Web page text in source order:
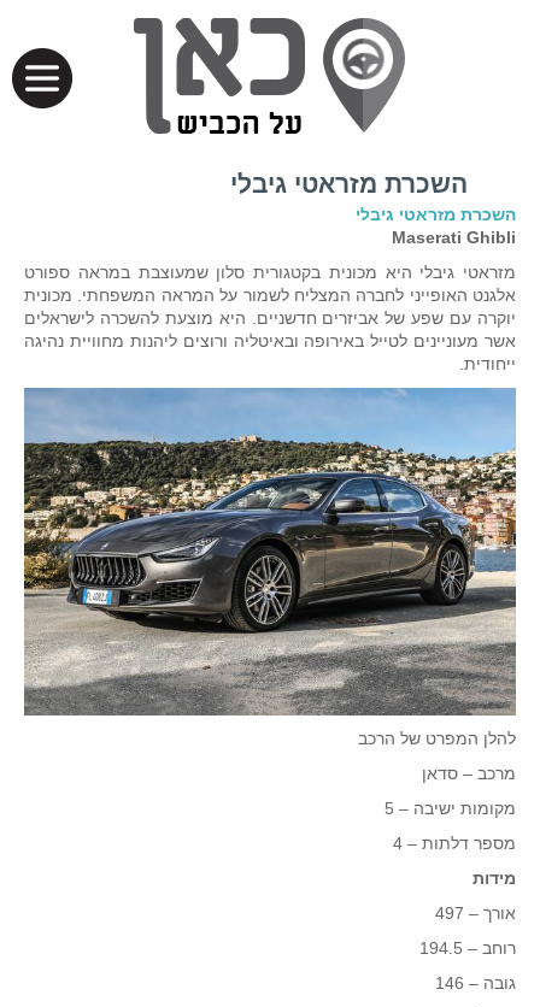
השכרת מזראטי גיבלי
השכרת מזראטי גיבלי
Maserati Ghibli
מזראטי גיבלי היא מכונית בקטגורית סלון שמעוצבת במראה ספורט
אלגנט האופייני לחברה המצליח לשמור על המראה המשפחתי. מכונית
יוקרה עם שפע של אביזרים חדשניים. היא מוצעת להשכרה לישראלים
אשר מעוניינים לטייל באירופה ובאיטליה ורוצים ליהנות מחוויית נהיגה
ייחודית.
להלן המפרט של הרכב
מרכב – סדאן
מקומות ישיבה – 5
מספר דלתות – 4
מידות
אורך – 497
רוחב – 194.5
גובה – 146